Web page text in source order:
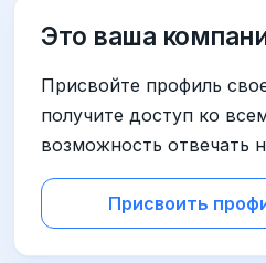
Это ваша
Присвойте профиль
получите доступ ко
возможность отвечать
Присвоить